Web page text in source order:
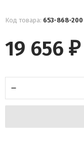
Код товара: 653-868-200
19 656 ₽